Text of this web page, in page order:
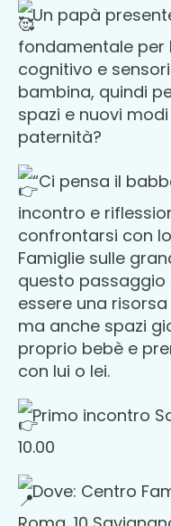
Un papà
fondamentale per
cognitivo e
bambina, quindi
spazi e nuovi
paternità?
“Ci pensa il
incontro e
confrontarsi con
Famiglie sulle
questo
essere una
ma anche spazi
proprio bebè e
con lui o lei.
Primo incontro
10.00
Dove: Centro